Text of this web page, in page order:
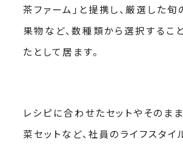
茶ファーム」と提携し、厳選した旬
果物など、数種類から選択するこ
たとして居ます。
レシピに合わせたセットやそのま
菜セットなど、社員のライフスタ